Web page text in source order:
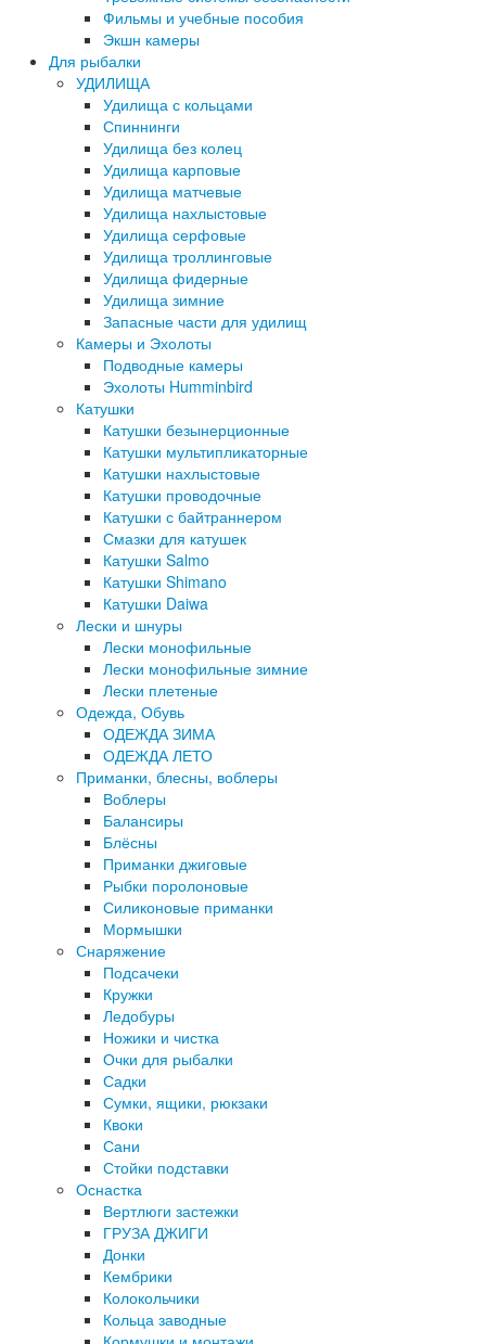
Фильмы и учебные пособия
Экшн камеры
Для рыбалки
УДИЛИЩА
Удилища с кольцами
Спиннинги
Удилища без колец
Удилища карповые
Удилища матчевые
Удилища нахлыстовые
Удилища серфовые
Удилища троллинговые
Удилища фидерные
Удилища зимние
Запасные части для удилищ
Камеры и Эхолоты
Подводные камеры
Эхолоты Humminbird
Катушки
Катушки безынерционные
Катушки мультипликаторные
Катушки нахлыстовые
Катушки проводочные
Катушки с байтраннером
Смазки для катушек
Катушки Salmo
Катушки Shimano
Катушки Daiwa
Лески и шнуры
Лески монофильные
Лески монофильные зимние
Лески плетеные
Одежда, Обувь
ОДЕЖДА ЗИМА
ОДЕЖДА ЛЕТО
Приманки, блесны, воблеры
Воблеры
Балансиры
Блёсны
Приманки джиговые
Рыбки поролоновые
Силиконовые приманки
Мормышки
Снаряжение
Подсачеки
Кружки
Ледобуры
Ножики и чистка
Очки для рыбалки
Садки
Сумки, ящики, рюкзаки
Квоки
Сани
Стойки подставки
Оснастка
Вертлюги застежки
ГРУЗА ДЖИГИ
Донки
Кембрики
Колокольчики
Кольца заводные